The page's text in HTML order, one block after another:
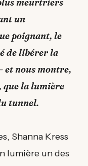
meurtriers
un
poignant, le
de libérer la
et nous montre,
que la lumière
tunnel.
Shanna Kress
lumière un des